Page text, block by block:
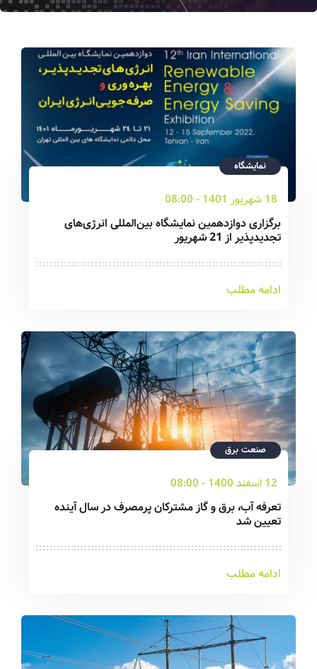
نمایشگاه
18 شهریور 1401 - 08:00
برگزاری دوازدهمین نمایشگاه بین‌المللی انرژی‌های
تجدیدپذیر از 21 شهریور
ادامه مطلب
صنعت برق
12 اسفند 1400 - 08:00
تعرفه آب، برق و گاز مشترکان پرمصرف در سال آینده
تعیین شد
ادامه مطلب